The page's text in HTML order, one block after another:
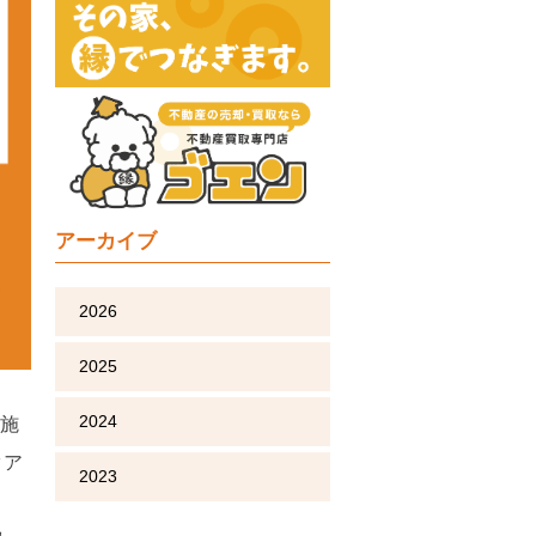
施
アーカイブ
2026
2025
2024
2023